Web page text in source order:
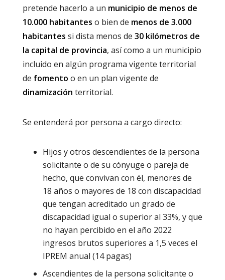
pretende hacerlo a un municipio de menos de
10.000 habitantes o bien de menos de 3.000
habitantes si dista menos de 30 kilómetros de
la capital de provincia, así como a un municipio
incluido en algún programa vigente territorial
de fomento o en un plan vigente de
dinamización territorial.
Se entenderá por persona a cargo directo:
Hijos y otros descendientes de la persona
solicitante o de su cónyuge o pareja de
hecho, que convivan con él, menores de
18 años o mayores de 18 con discapacidad
que tengan acreditado un grado de
discapacidad igual o superior al 33%, y que
no hayan percibido en el año 2022
ingresos brutos superiores a 1,5 veces el
IPREM anual (14 pagas)
Ascendientes de la persona solicitante o